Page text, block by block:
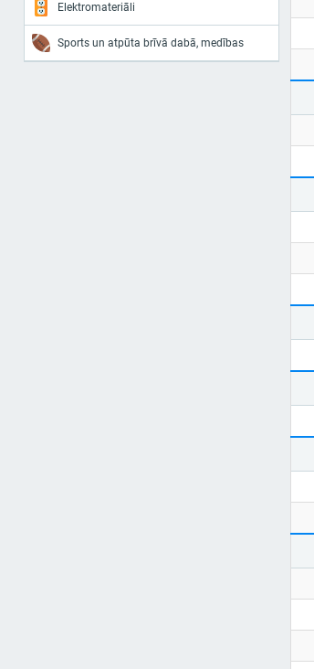
Elektromateriāli
Sports un atpūta brīvā dabā, medības